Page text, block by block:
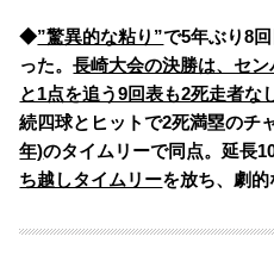
◆”驚異的な粘り”で5年ぶり8
った。長崎大会の決勝は、セ
と1点を追う9回表も2死走者な
続四球とヒットで2死満塁のチ
年)のタイムリーで同点。延長
ち越しタイムリーを放ち、劇的